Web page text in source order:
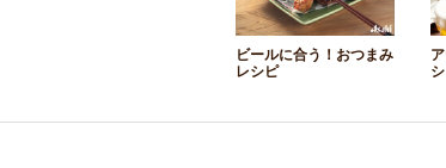
ビールに合う！おつまみ
レシピ